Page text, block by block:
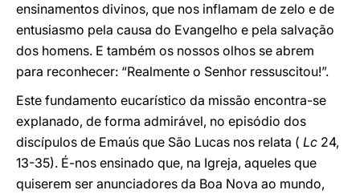
ensinamentos divinos, que nos inflamam de zelo e de
entusiasmo pela causa do Evangelho e pela salvação
dos homens. E também os nossos olhos se abrem
para reconhecer: “Realmente o Senhor ressuscitou!”.
Este fundamento eucarístico da missão encontra-se
explanado, de forma admirável, no episódio dos
discípulos de Emaús que São Lucas nos relata ( Lc 24,
13-35). É-nos ensinado que, na Igreja, aqueles que
quiserem ser anunciadores da Boa Nova ao mundo,